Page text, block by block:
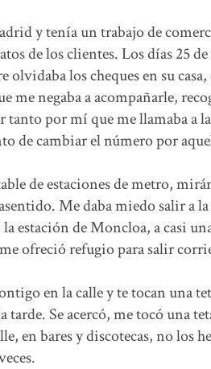
y tenía un trabajo de
de los clientes. Los días 25 de
los cheques en su casa,
me negaba a acompañarle,
tanto por mí que me llamaba a
de cambiar el número por
de estaciones de metro,
Me daba miedo salir a
estación de Moncloa, a casi
ofreció refugio para salir
en la calle y te tocan una
Se acercó, me tocó una
en bares y discotecas, no los